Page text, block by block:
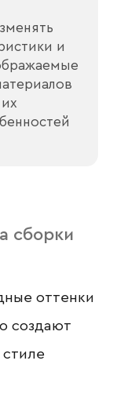
и
сборки
оттенки
создают